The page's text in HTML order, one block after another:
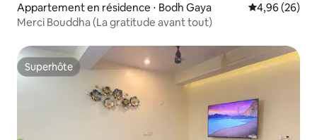
Appartement en résidence ⋅ Bodh Gaya Évaluation
4,96 (26)
Merci Bouddha (La gratitude avant tout)
Superhôte
Superhôte